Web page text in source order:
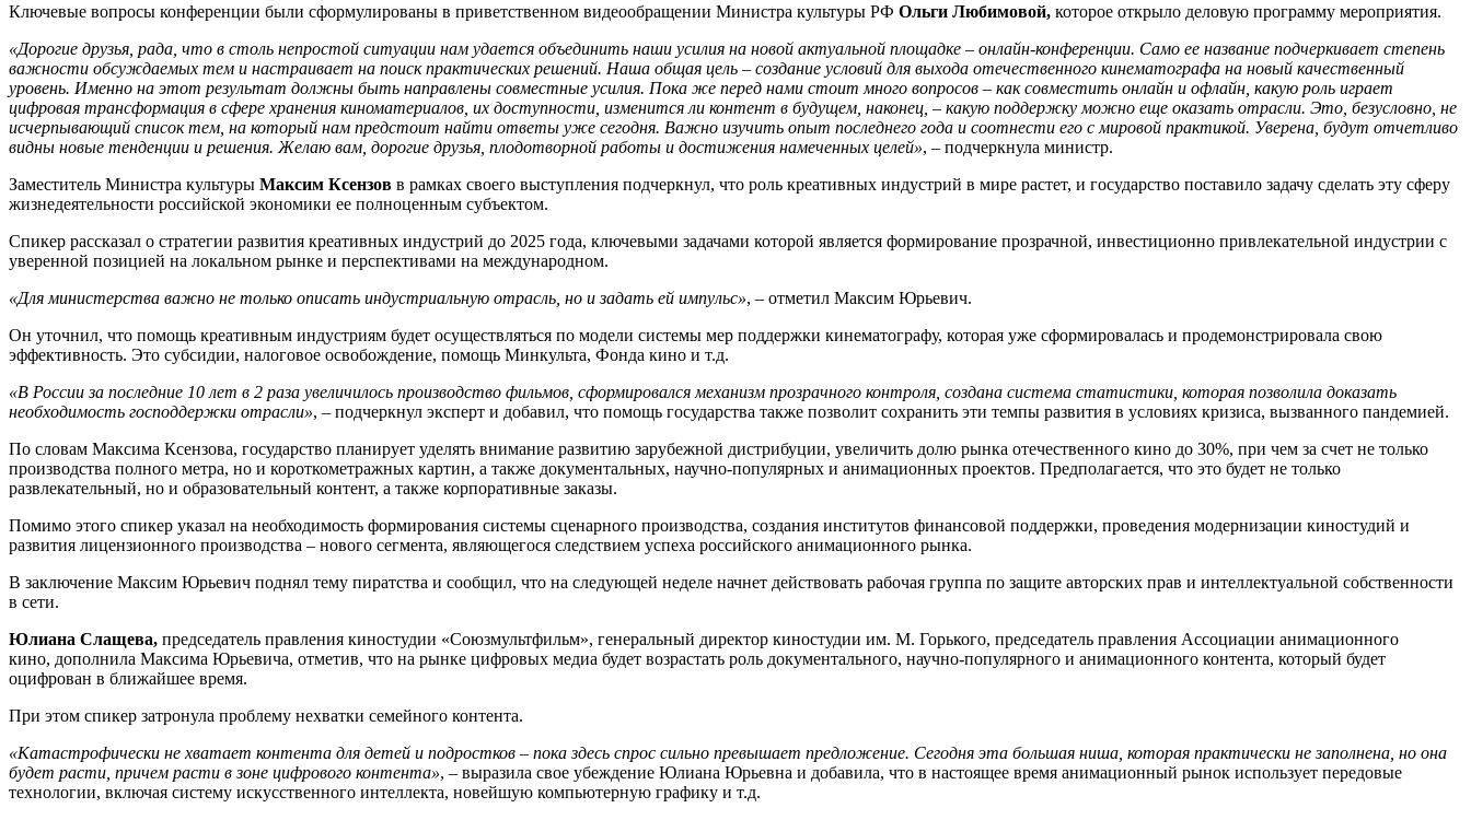
Ключевые вопросы конференции были сформулированы в приветственном видеообращении Министра культуры РФ Ольги Любимовой, которое открыло деловую программу мероприятия.
«Дорогие друзья, рада, что в столь непростой ситуации нам удается объединить наши усилия на новой актуальной площадке – онлайн-конференции. Само ее название подчеркивает степень
важности обсуждаемых тем и настраивает на поиск практических решений. Наша общая цель – создание условий для выхода отечественного кинематографа на новый качественный
уровень. Именно на этот результат должны быть направлены совместные усилия. Пока же перед нами стоит много вопросов – как совместить онлайн и офлайн, какую роль играет
цифровая трансформация в сфере хранения киноматериалов, их доступности, изменится ли контент в будущем, наконец, – какую поддержку можно еще оказать отрасли. Это, безусловно, не
исчерпывающий список тем, на который нам предстоит найти ответы уже сегодня. Важно изучить опыт последнего года и соотнести его с мировой практикой. Уверена, будут отчетливо
видны новые тенденции и решения. Желаю вам, дорогие друзья, плодотворной работы и достижения намеченных целей», – подчеркнула министр.
Заместитель Министра культуры Максим Ксензов в рамках своего выступления подчеркнул, что роль креативных индустрий в мире растет, и государство поставило задачу сделать эту сферу
жизнедеятельности российской экономики ее полноценным субъектом.
Спикер рассказал о стратегии развития креативных индустрий до 2025 года, ключевыми задачами которой является формирование прозрачной, инвестиционно привлекательной индустрии с
уверенной позицией на локальном рынке и перспективами на международном.
«Для министерства важно не только описать индустриальную отрасль, но и задать ей импульс», – отметил Максим Юрьевич.
Он уточнил, что помощь креативным индустриям будет осуществляться по модели системы мер поддержки кинематографу, которая уже сформировалась и продемонстрировала свою
эффективность. Это субсидии, налоговое освобождение, помощь Минкульта, Фонда кино и т.д.
«В России за последние 10 лет в 2 раза увеличилось производство фильмов, сформировался механизм прозрачного контроля, создана система статистики, которая позволила доказать
необходимость господдержки отрасли», – подчеркнул эксперт и добавил, что помощь государства также позволит сохранить эти темпы развития в условиях кризиса, вызванного пандемией.
По словам Максима Ксензова, государство планирует уделять внимание развитию зарубежной дистрибуции, увеличить долю рынка отечественного кино до 30%, при чем за счет не только
производства полного метра, но и короткометражных картин, а также документальных, научно-популярных и анимационных проектов. Предполагается, что это будет не только
развлекательный, но и образовательный контент, а также корпоративные заказы.
Помимо этого спикер указал на необходимость формирования системы сценарного производства, создания институтов финансовой поддержки, проведения модернизации киностудий и
развития лицензионного производства – нового сегмента, являющегося следствием успеха российского анимационного рынка.
В заключение Максим Юрьевич поднял тему пиратства и сообщил, что на следующей неделе начнет действовать рабочая группа по защите авторских прав и интеллектуальной собственности
в сети.
Юлиана Слащева, председатель правления киностудии «Союзмультфильм», генеральный директор киностудии им. М. Горького, председатель правления Ассоциации анимационного
кино, дополнила Максима Юрьевича, отметив, что на рынке цифровых медиа будет возрастать роль документального, научно-популярного и анимационного контента, который будет
оцифрован в ближайшее время.
При этом спикер затронула проблему нехватки семейного контента.
«Катастрофически не хватает контента для детей и подростков – пока здесь спрос сильно превышает предложение. Сегодня эта большая ниша, которая практически не заполнена, но она
будет расти, причем расти в зоне цифрового контента», – выразила свое убеждение Юлиана Юрьевна и добавила, что в настоящее время анимационный рынок использует передовые
технологии, включая систему искусственного интеллекта, новейшую компьютерную графику и т.д.